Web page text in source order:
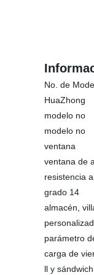
No. de
HuaZhong
modelo no
modelo no
ventana
ventana de
resistencia
grado 14
almacén,
parámetro
carga de
ll y